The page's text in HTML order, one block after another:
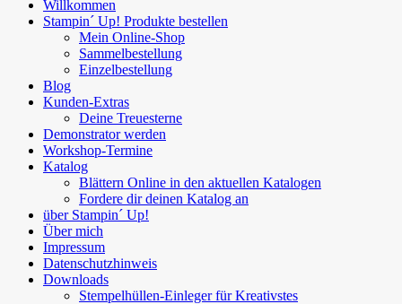
Willkommen
Stampin´ Up! Produkte bestellen
Mein Online-Shop
Sammelbestellung
Einzelbestellung
Blog
Kunden-Extras
Deine Treuesterne
Demonstrator werden
Workshop-Termine
Katalog
Blättern Online in den aktuellen Katalogen
Fordere dir deinen Katalog an
über Stampin´ Up!
Über mich
Impressum
Datenschutzhinweis
Downloads
Stempelhüllen-Einleger für Kreativstes